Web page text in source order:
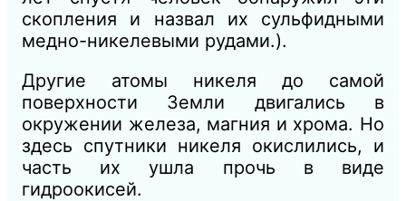
скопления и назвал их сульфидными
медно-никелевыми рудами.).
Другие атомы никеля до самой
поверхности Земли двигались в
окружении железа, магния и хрома. Но
здесь спутники никеля окислились, и
часть их ушла прочь в виде
гидроокисей.